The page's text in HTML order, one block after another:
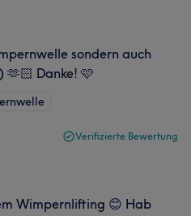
sondern auch
🫶🏻 Danke! 🩷
Verifizierte Bewertung
Wimpernlifting 😊 Hab